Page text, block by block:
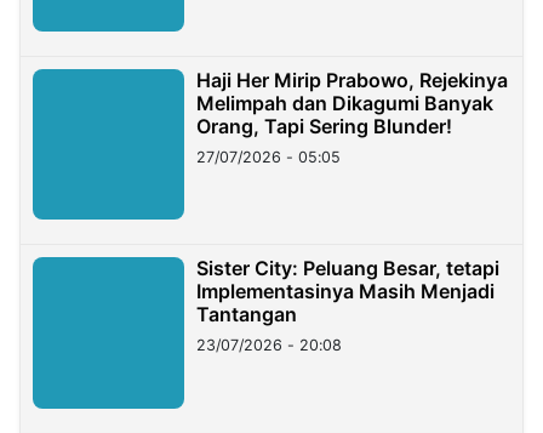
Haji Her Mirip Prabowo, Rejekinya
Melimpah dan Dikagumi Banyak
Orang, Tapi Sering Blunder!
27/07/2026 - 05:05
Sister City: Peluang Besar, tetapi
Implementasinya Masih Menjadi
Tantangan
23/07/2026 - 20:08